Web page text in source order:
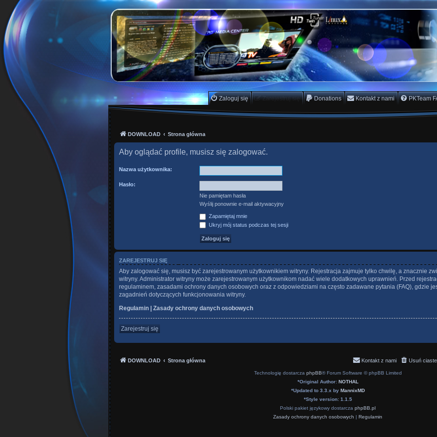
PKTeam - Polish Koders Team
Hyperion, Enigma, E2, PKT, listy kanałów, oscam
Zaloguj się Zarejestruj się Donations Kontakt z nami PKTeam
DOWNLOAD Strona główna
Aby oglądać profile, musisz się zalogować.
Nazwa użytkownika:
Hasło:
Nie pamiętam hasła
Wyślij ponownie e-mail aktywacyjny
Zapamiętaj mnie
Ukryj mój status podczas tej sesji
ZAREJESTRUJ SIĘ
Aby zalogować się, musisz być zarejestrowanym użytkownikiem witryny. Rejestracja zajmuje tylko chwilę, a znacznie
witryny. Administrator witryny może zarejestrowanym użytkownikom nadać wiele dodatkowych uprawnień. Przed
regulaminem, zasadami ochrony danych osobowych oraz z odpowiedziami na często zadawane pytania (FAQ), gdzie
zagadnień dotyczących funkcjonowania witryny.
Regulamin
Zasady ochrony danych osobowych
Zarejestruj się
DOWNLOAD Strona główna Usuń
Kontakt z nami
Technologię dostarcza phpBB® Forum Software © phpBB Limited
*Original Author: NOTHAL
*Updated to 3.3.x by MannixMD
*Style version: 1.1.5
Polski pakiet językowy dostarcza phpBB.pl
Zasady ochrony danych osobowych | Regulamin